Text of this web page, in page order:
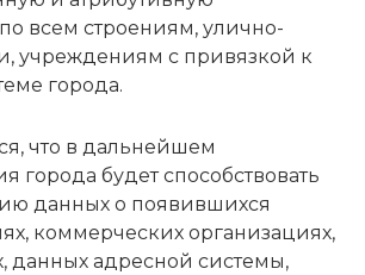
всем строениям, улично-
учреждениям с привязкой к
города.
что в дальнейшем
города будет способствовать
данных о появившихся
коммерческих организациях,
данных адресной системы,